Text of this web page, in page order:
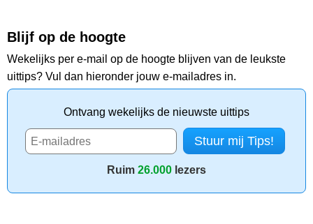
Blijf op de hoogte
Wekelijks per e-mail op de hoogte blijven van de leukste
uittips? Vul dan hieronder jouw e-mailadres in.
Ontvang wekelijks de nieuwste uittips
Ruim 26.000 lezers